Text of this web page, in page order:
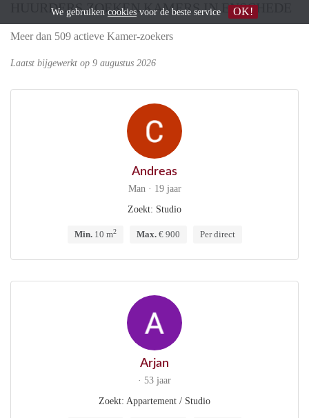
HUURDERS ZOEKEN KAMERS IN ENSCHEDE
Meer dan 509 actieve Kamer-zoekers
Laatst bijgewerkt op 9 augustus 2026
Andreas
Man · 19 jaar
Zoekt: Studio
Min.10 m2 Max.€ 900 Per direct
Arjan
· 53 jaar
Zoekt: Appartement / Studio
We gebruiken cookies voor de beste service OK!